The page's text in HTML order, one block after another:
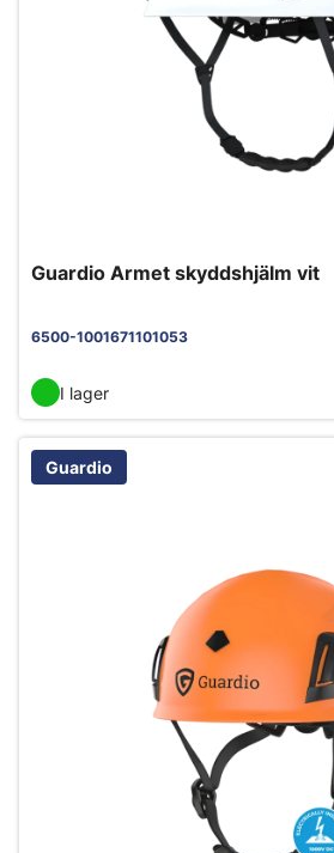
Guardio Armet skyddshjälm vit
6500-1001671101053
I lager
Guardio